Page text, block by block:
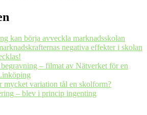
kan börja avveckla marknadsskolan
negativa effekter i skolan
– filmat av Nätverket för en
mycket variation tål en skolform?
– blev i princip ingenting